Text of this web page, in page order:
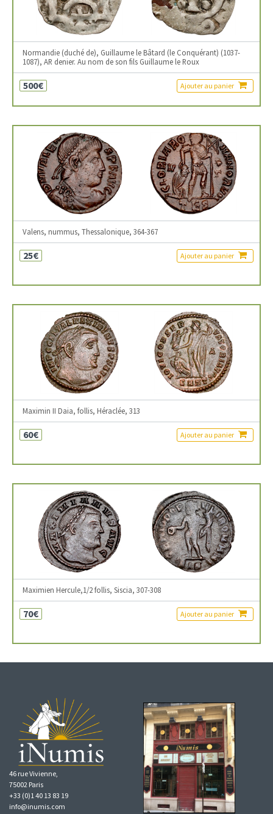
Normandie (duché de), Guillaume le Bâtard (le Conquérant) (1037-
1087), AR denier. Au nom de son fils Guillaume le Roux
500€ Ajouter au panier
Valens, nummus, Thessalonique, 364-367
25€ Ajouter au panier
Maximin II Daia, follis, Héraclée, 313
60€ Ajouter au panier
Maximien Hercule,1/2 follis, Siscia, 307-308
70€ Ajouter au panier
46 rue Vivienne,
75002 Paris
+33 (0)1 40 13 83 19
info@inumis.com